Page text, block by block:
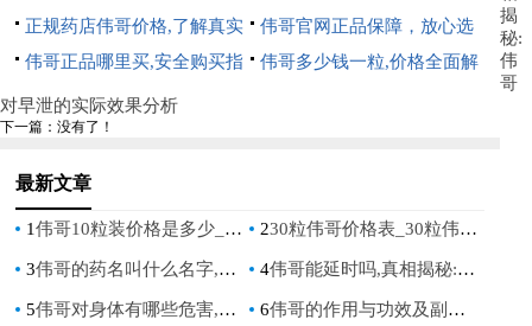
指南
性服用伟哥的真实体验与感受 指南与风险分析
正规药店伟哥价格,了解真实
市场价格与购买指南
伟哥官网正品保障，放心选
择，品质保证
伟哥正品哪里买,安全购买指
南,认准正规渠道
伟哥多少钱一粒,价格全面解
揭
秘:
伟
哥
对早泄的实际效果分析
下一篇：没有了！
最新文章
1伟哥10粒装价格是多少_伟哥10粒装多少钱 230粒伟哥价格表_30粒伟哥多少钱？伟哥价格价格一览表
3伟哥的药名叫什么名字,揭秘蓝色小药片的真实身份与作用机制 4伟哥能延时吗,真相揭秘:伟哥对早泄的实际效果分析
5伟哥对身体有哪些危害,你必须知道的副作用与风险 6伟哥的作用与功效及副作用,全面解析男性健康必备知识